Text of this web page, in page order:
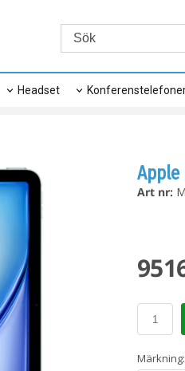
Headset
Apple
Art nr:
Märkning: